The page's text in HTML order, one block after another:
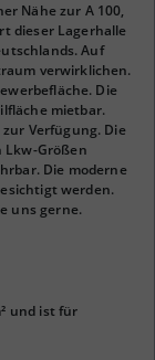
Nähe zur A 100,
dieser Lagerhalle
Auf
verwirklichen.
Die
mietbar.
Verfügung. Die
Lkw-Größen
Die moderne
werden.
uns gerne.
und ist für